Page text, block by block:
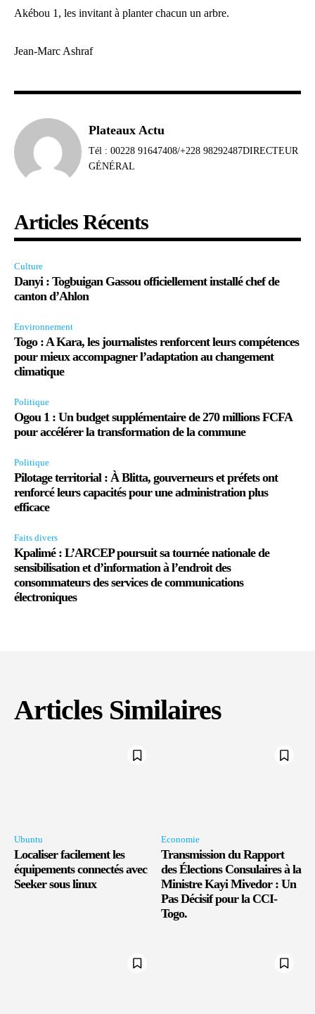
Akébou 1, les invitant à planter chacun un arbre.
Jean-Marc Ashraf
Plateaux Actu
Tél : 00228 91647408/+228 98292487DIRECTEUR
GÉNÉRAL
Articles Récents
Culture
Danyi : Togbuigan Gassou officiellement installé chef de
canton d’Ahlon
Environnement
Togo : A Kara, les journalistes renforcent leurs compétences
pour mieux accompagner l’adaptation au changement
climatique
Politique
Ogou 1 : Un budget supplémentaire de 270 millions FCFA
pour accélérer la transformation de la commune
Politique
Pilotage territorial : À Blitta, gouverneurs et préfets ont
renforcé leurs capacités pour une administration plus
efficace
Faits divers
Kpalimé : L’ARCEP poursuit sa tournée nationale de
sensibilisation et d’information à l’endroit des
consommateurs des services de communications
électroniques
Articles Similaires
Ubuntu
Localiser facilement les
équipements connectés avec
Seeker sous linux
Economie
Transmission du Rapport
des Élections Consulaires à la
Ministre Kayi Mivedor : Un
Pas Décisif pour la CCI-
Togo.